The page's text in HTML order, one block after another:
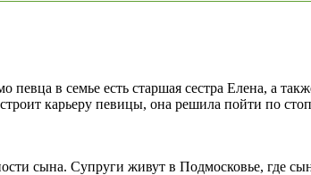
в семье есть старшая сестра Елена, а
карьеру певицы, она решила пойти по
сына. Супруги живут в Подмосковье, где